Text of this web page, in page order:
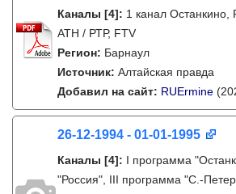
Каналы [4]: 1 канал Останкино,
АТН / РТР, FTV
Регион: Барнаул
Источник: Алтайская правда
Добавил на сайт: RUErmine
26-12-1994 - 01-01-1995
Каналы [4]: I программа
"Россия", III программа "C.-